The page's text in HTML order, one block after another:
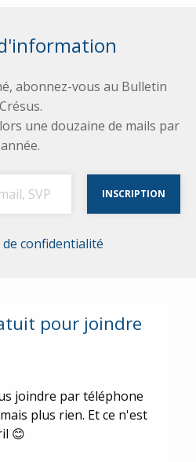
abonnez-vous au Bulletin
Crésus.
une douzaine de mails par
année.
confidentialité
pour joindre
joindre par téléphone
plus rien. Et ce n'est
😊